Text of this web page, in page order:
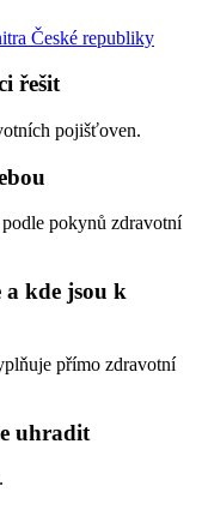
České republiky
řešit
pojišťoven.
pokynů zdravotní
a kde jsou k
přímo zdravotní
uhradit